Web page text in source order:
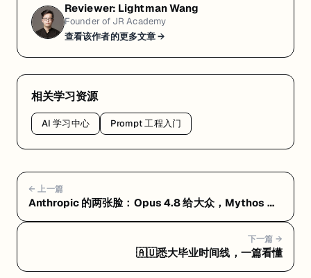
Reviewer: Lightman Wang
Founder of JR Academy
查看该作者的更多文章 →
相关学习资源
AI 学习中心 Prompt 工程入门
← 上一篇
Anthropic 的两张脸：Opus 4.8 给大众，Mythos 只
下一篇 →
🇦🇺悉大毕业时间线，一篇看懂